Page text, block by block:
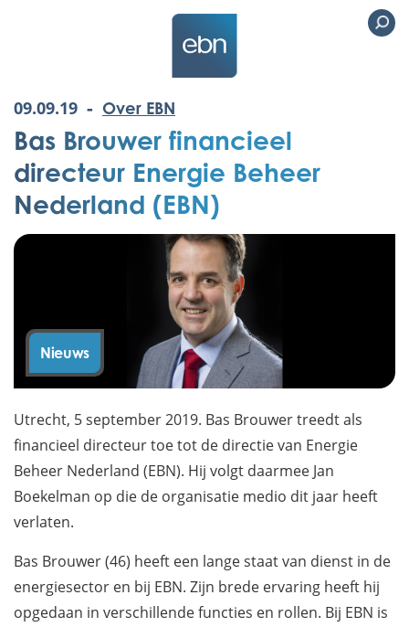
09.09.19 - Over EBN
Bas Brouwer financieel
directeur Energie Beheer
Nederland (EBN)
Nieuws
Utrecht, 5 september 2019. Bas Brouwer treedt als
financieel directeur toe tot de directie van Energie
Beheer Nederland (EBN). Hij volgt daarmee Jan
Boekelman op die de organisatie medio dit jaar heeft
verlaten.
Bas Brouwer (46) heeft een lange staat van dienst in de
energiesector en bij EBN. Zijn brede ervaring heeft hij
opgedaan in verschillende functies en rollen. Bij EBN is